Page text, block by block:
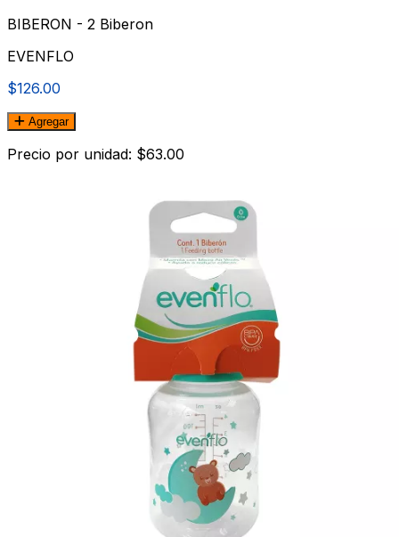
BIBERON - 2 Biberon
EVENFLO
$126.00
Agregar
Precio por unidad: $63.00